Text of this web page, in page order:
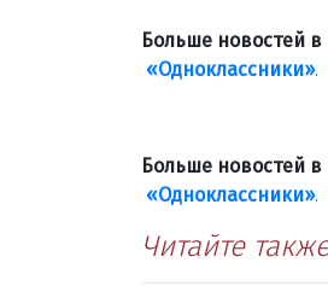
Больше новостей
«Одноклассники».
Больше новостей
«Одноклассники».
Читайте